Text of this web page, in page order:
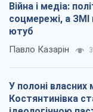
Війна і медіа:
соцмережі, а
ютуб
Павло Казарін
У полоні власних
Костянтинівка